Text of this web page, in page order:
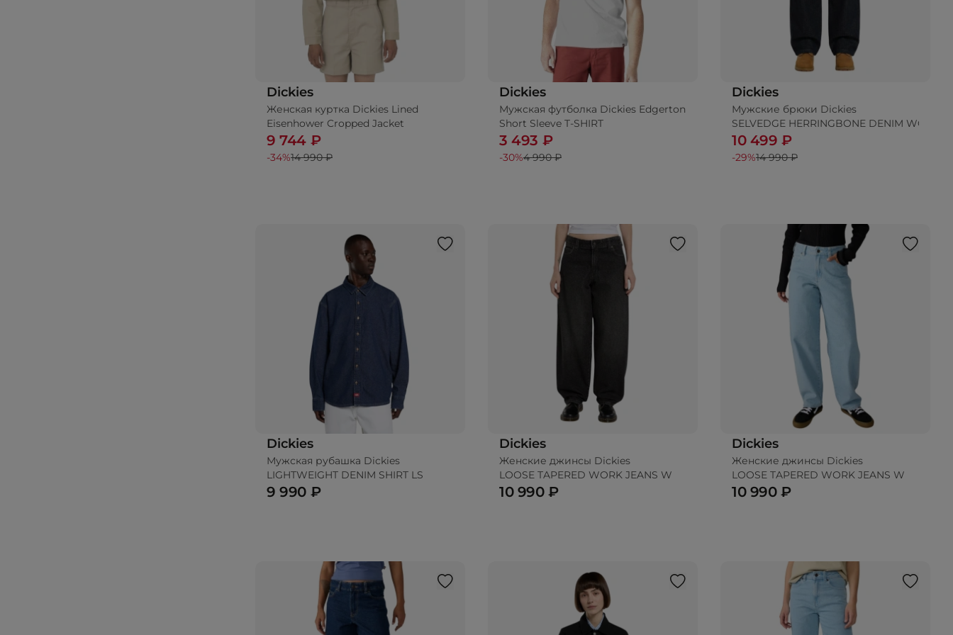
Dickies
Женская куртка Dickies Lined
Eisenhower Cropped Jacket
9 744 ₽
-34%14 990 ₽
Добавить в корзину
Dickies
Мужская футболка Dickies Edgerton
Short Sleeve T-SHIRT
3 493 ₽
-30%4 990 ₽
Добавить в корзину
Dickies
Мужские брюки Dickies
SELVEDGE HERRINGBONE DENIM WORK
10 499 ₽
-29%14 990 ₽
Dickies
Мужская рубашка Dickies
LIGHTWEIGHT DENIM SHIRT LS
9 990 ₽
Dickies
Женские джинсы Dickies
LOOSE TAPERED WORK JEANS W
10 990 ₽
Dickies
Женские джинсы Dickies
LOOSE TAPERED WORK JEANS W
10 990 ₽